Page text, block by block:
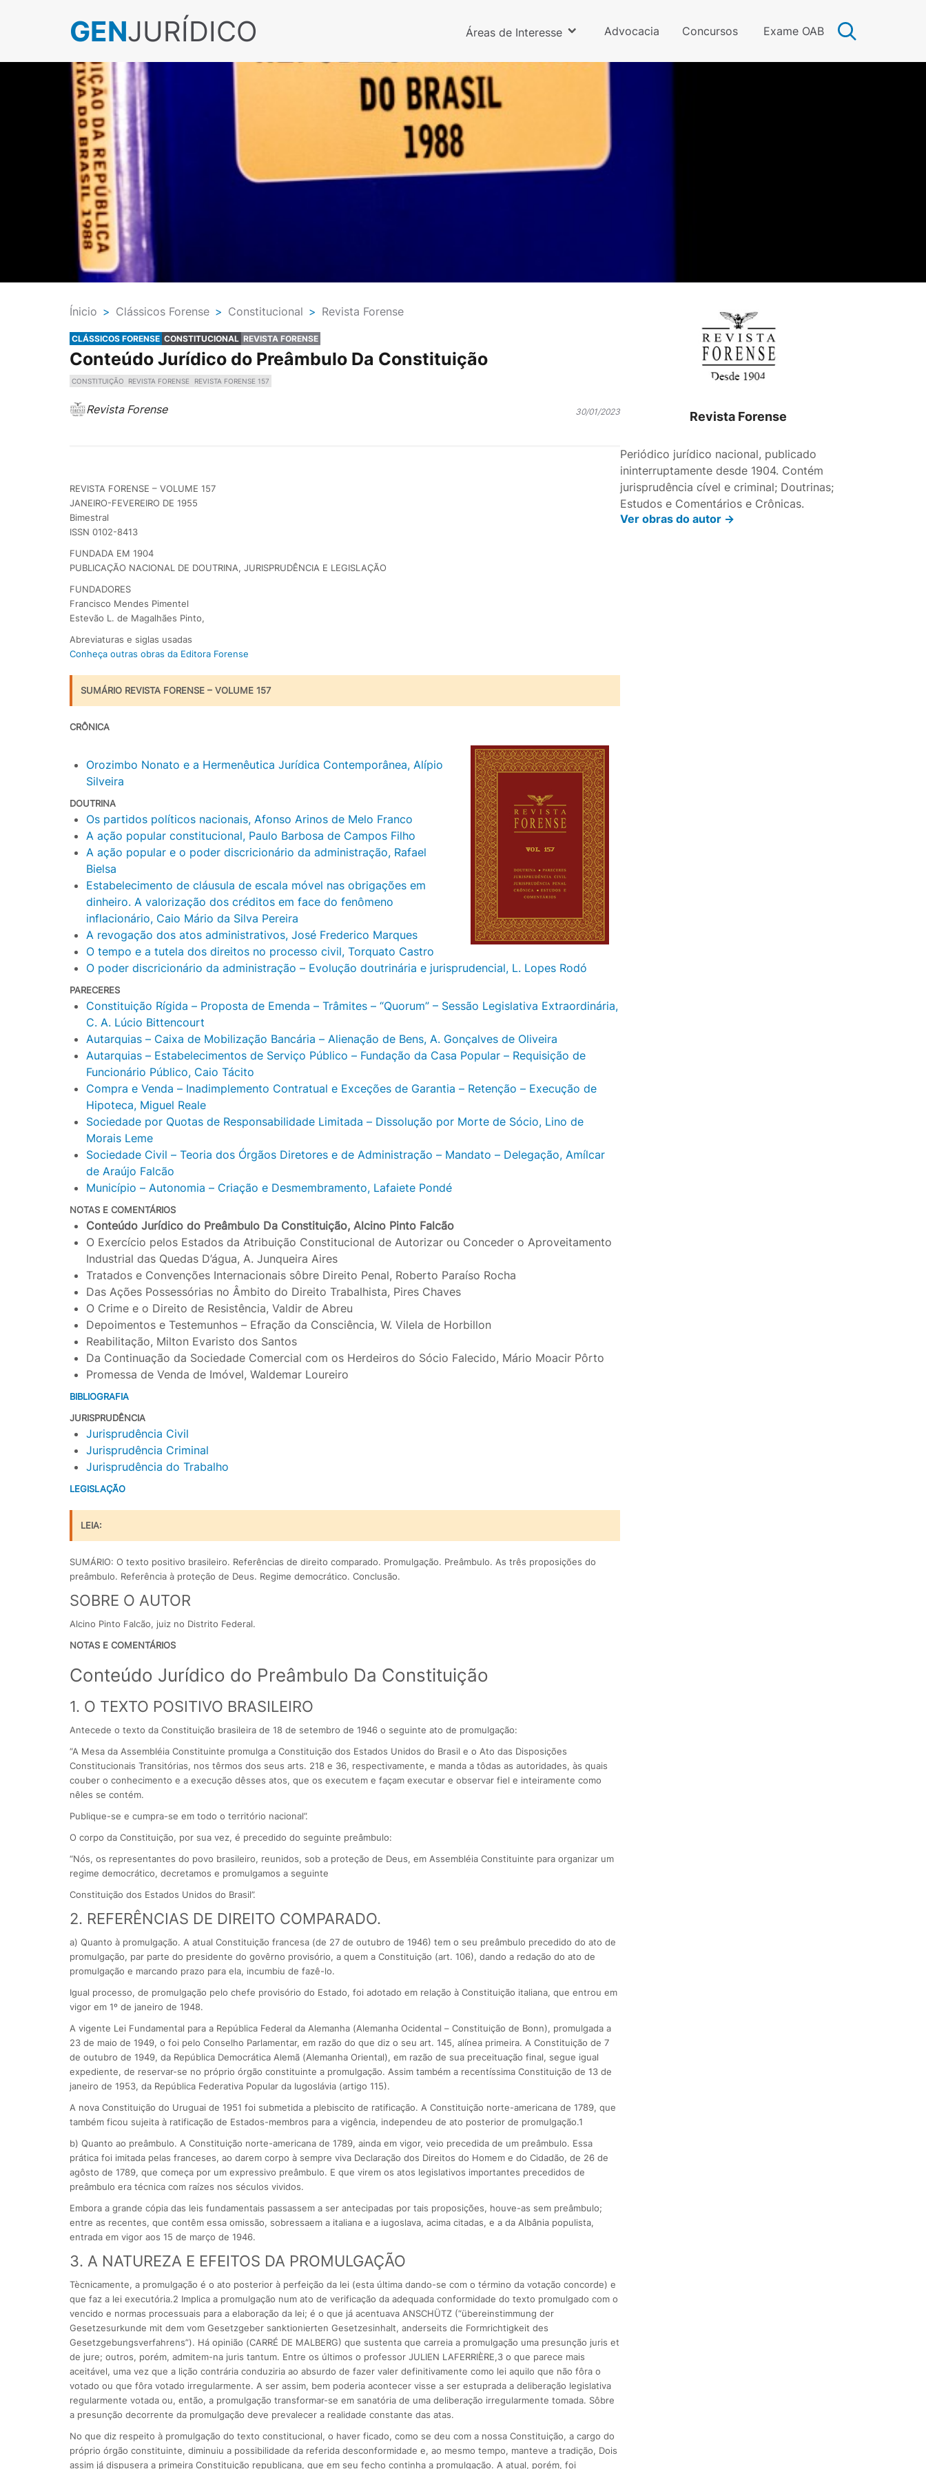
GENJURÍDICO Áreas de Interesse Advocacia Concursos Exame OAB
Ínicio > Clássicos Forense > Constitucional > Revista Forense
CLÁSSICOS FORENSE CONSTITUCIONAL REVISTA FORENSE
Conteúdo Jurídico do Preâmbulo Da Constituição
CONSTITUIÇÃO REVISTA FORENSE REVISTA FORENSE 157
Revista Forense 30/01/2023
REVISTA FORENSE – VOLUME 157
JANEIRO-FEVEREIRO DE 1955
Bimestral
ISSN 0102-8413
FUNDADA EM 1904
PUBLICAÇÃO NACIONAL DE DOUTRINA, JURISPRUDÊNCIA E LEGISLAÇÃO
FUNDADORES
Francisco Mendes Pimentel
Estevão L. de Magalhães Pinto,
Abreviaturas e siglas usadas
Conheça outras obras da Editora Forense
SUMÁRIO REVISTA FORENSE – VOLUME 157
CRÔNICA
Orozimbo Nonato e a Hermenêutica Jurídica Contemporânea, Alípio
Silveira
DOUTRINA
Os partidos políticos nacionais, Afonso Arinos de Melo Franco
A ação popular constitucional, Paulo Barbosa de Campos Filho
A ação popular e o poder discricionário da administração, Rafael
Bielsa
Estabelecimento de cláusula de escala móvel nas obrigações em
dinheiro. A valorização dos créditos em face do fenômeno
inflacionário, Caio Mário da Silva Pereira
A revogação dos atos administrativos, José Frederico Marques
O tempo e a tutela dos direitos no processo civil, Torquato Castro
O poder discricionário da administração – Evolução doutrinária e jurisprudencial, L. Lopes Rodó
PARECERES
Constituição Rígida – Proposta de Emenda – Trâmites – “Quorum” – Sessão Legislativa Extraordinária,
C. A. Lúcio Bittencourt
Autarquias – Caixa de Mobilização Bancária – Alienação de Bens, A. Gonçalves de Oliveira
Autarquias – Estabelecimentos de Serviço Público – Fundação da Casa Popular – Requisição de
Funcionário Público, Caio Tácito
Compra e Venda – Inadimplemento Contratual e Exceções de Garantia – Retenção – Execução de
Hipoteca, Miguel Reale
Sociedade por Quotas de Responsabilidade Limitada – Dissolução por Morte de Sócio, Lino de
Morais Leme
Sociedade Civil – Teoria dos Órgãos Diretores e de Administração – Mandato – Delegação, Amílcar
de Araújo Falcão
Município – Autonomia – Criação e Desmembramento, Lafaiete Pondé
NOTAS E COMENTÁRIOS
Conteúdo Jurídico do Preâmbulo Da Constituição, Alcino Pinto Falcão
O Exercício pelos Estados da Atribuição Constitucional de Autorizar ou Conceder o Aproveitamento
Industrial das Quedas D’água, A. Junqueira Aires
Tratados e Convenções Internacionais sôbre Direito Penal, Roberto Paraíso Rocha
Das Ações Possessórias no Âmbito do Direito Trabalhista, Pires Chaves
O Crime e o Direito de Resistência, Valdir de Abreu
Depoimentos e Testemunhos – Efração da Consciência, W. Vilela de Horbillon
Reabilitação, Milton Evaristo dos Santos
Da Continuação da Sociedade Comercial com os Herdeiros do Sócio Falecido, Mário Moacir Pôrto
Promessa de Venda de Imóvel, Waldemar Loureiro
BIBLIOGRAFIA
JURISPRUDÊNCIA
Jurisprudência Civil
Jurisprudência Criminal
Jurisprudência do Trabalho
LEGISLAÇÃO
LEIA:
SUMÁRIO: O texto positivo brasileiro. Referências de direito comparado. Promulgação. Preâmbulo. As três proposições do
preâmbulo. Referência à proteção de Deus. Regime democrático. Conclusão.
SOBRE O AUTOR
Alcino Pinto Falcão, juiz no Distrito Federal.
NOTAS E COMENTÁRIOS
Conteúdo Jurídico do Preâmbulo Da Constituição
1. O TEXTO POSITIVO BRASILEIRO
Antecede o texto da Constituição brasileira de 18 de setembro de 1946 o seguinte ato de promulgação:
“A Mesa da Assembléia Constituinte promulga a Constituição dos Estados Unidos do Brasil e o Ato das Disposições
Constitucionais Transitórias, nos têrmos dos seus arts. 218 e 36, respectivamente, e manda a tôdas as autoridades, às quais
couber o conhecimento e a execução dêsses atos, que os executem e façam executar e observar fiel e inteiramente como
nêles se contém.
Publique-se e cumpra-se em todo o território nacional”.
O corpo da Constituição, por sua vez, é precedido do seguinte preâmbulo:
“Nós, os representantes do povo brasileiro, reunidos, sob a proteção de Deus, em Assembléia Constituinte para organizar um
regime democrático, decretamos e promulgamos a seguinte
Constituição dos Estados Unidos do Brasil”.
2. REFERÊNCIAS DE DIREITO COMPARADO.
a) Quanto à promulgação. A atual Constituição francesa (de 27 de outubro de 1946) tem o seu preâmbulo precedido do ato de
promulgação, par parte do presidente do govêrno provisório, a quem a Constituição (art. 106), dando a redação do ato de
promulgação e marcando prazo para ela, incumbiu de fazê-lo.
Igual processo, de promulgação pelo chefe provisório do Estado, foi adotado em relação à Constituição italiana, que entrou em
vigor em 1º de janeiro de 1948.
A vigente Lei Fundamental para a República Federal da Alemanha (Alemanha Ocidental – Constituição de Bonn), promulgada a
23 de maio de 1949, o foi pelo Conselho Parlamentar, em razão do que diz o seu art. 145, alínea primeira. A Constituição de 7
de outubro de 1949, da República Democrática Alemã (Alemanha Oriental), em razão de sua preceituação final, segue igual
expediente, de reservar-se no próprio órgão constituinte a promulgação. Assim também a recentíssima Constituição de 13 de
janeiro de 1953, da República Federativa Popular da Iugoslávia (artigo 115).
A nova Constituição do Uruguai de 1951 foi submetida a plebiscito de ratificação. A Constituição norte-americana de 1789, que
também ficou sujeita à ratificação de Estados-membros para a vigência, independeu de ato posterior de promulgação.1
b) Quanto ao preâmbulo. A Constituição norte-americana de 1789, ainda em vigor, veio precedida de um preâmbulo. Essa
prática foi imitada pelas franceses, ao darem corpo à sempre viva Declaração dos Direitos do Homem e do Cidadão, de 26 de
agôsto de 1789, que começa por um expressivo preâmbulo. E que virem os atos legislativos importantes precedidos de
preâmbulo era técnica com raízes nos séculos vividos.
Embora a grande cópia das leis fundamentais passassem a ser antecipadas por tais proposições, houve-as sem preâmbulo;
entre as recentes, que contêm essa omissão, sobressaem a italiana e a iugoslava, acima citadas, e a da Albânia populista,
entrada em vigor aos 15 de março de 1946.
3. A NATUREZA E EFEITOS DA PROMULGAÇÃO
Tècnicamente, a promulgação é o ato posterior à perfeição da lei (esta última dando-se com o término da votação concorde) e
que faz a lei executória.2 Implica a promulgação num ato de verificação da adequada conformidade do texto promulgado com o
vencido e normas processuais para a elaboração da lei; é o que já acentuava ANSCHÜTZ (“übereinstimmung der
Gesetzesurkunde mit dem vom Gesetzgeber sanktionierten Gesetzesinhalt, anderseits die Formrichtigkeit des
Gesetzgebungsverfahrens”). Há opinião (CARRÉ DE MALBERG) que sustenta que carreia a promulgação uma presunção juris et
de jure; outros, porém, admitem-na juris tantum. Entre os últimos o professor JULIEN LAFERRIÈRE,3 o que parece mais
aceitável, uma vez que a lição contrária conduziria ao absurdo de fazer valer definitivamente como lei aquilo que não fôra o
votado ou que fôra votado irregularmente. A ser assim, bem poderia acontecer visse a ser estuprada a deliberação legislativa
regularmente votada ou, então, a promulgação transformar-se em sanatória de uma deliberação irregularmente tomada. Sôbre
a presunção decorrente da promulgação deve prevalecer a realidade constante das atas.
No que diz respeito à promulgação do texto constitucional, o haver ficado, como se deu com a nossa Constituição, a cargo do
próprio órgão constituinte, diminuiu a possibilidade da referida desconformidade e, ao mesmo tempo, manteve a tradição, Dois
assim já dispusera a primeira Constituição republicana, que em seu fecho continha a promulgação. A atual, porém, foi
Revista Forense
Periódico jurídico nacional, publicado
ininterruptamente desde 1904. Contém
jurisprudência cível e criminal; Doutrinas;
Estudos e Comentários e Crônicas.
Ver obras do autor ->